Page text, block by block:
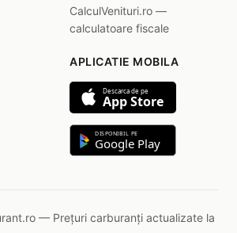
CalculVenituri.ro —
calculatoare fiscale
APLICATIE MOBILA
Descarca de pe
App Store
DISPONIBIL PE
Google Play
— Prețuri carburanți actualizate la